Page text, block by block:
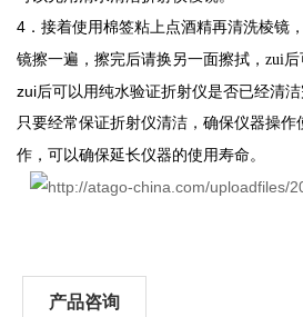
4 ．接着使用棉签粘上点酒精再清洗棱镜
镜擦一遍，擦完后请换另一面擦拭，zui后
zui后可以用纯水验证折射仪是否已经清洁
只要经常保证折射仪清洁，确保仪器操作
作，可以确保延长仪器的使用寿命。
产品咨询